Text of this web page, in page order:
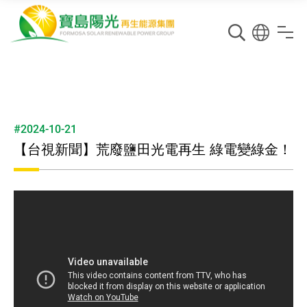
#2024-10-21
【台視新聞】荒廢鹽田光電再生 綠電變綠金！